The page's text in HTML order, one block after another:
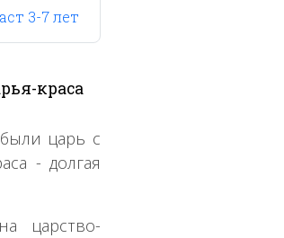
3-7 лет
краса
царь с
- долгая
царство-